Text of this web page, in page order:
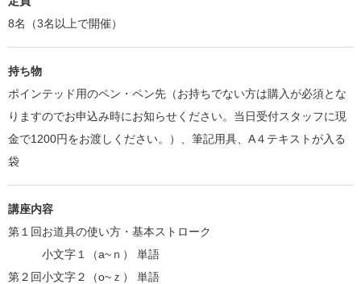
8名（3名以上で開催）
持ち物
ポインテッド用のペン・ペン先（お持ちでない方は購入が必須とな
りますのでお申込み時にお知らせください。当日受付スタッフに現
金で1200円をお渡しください。）、筆記用具、A４テキストが入る
袋
講座内容
第１回お道具の使い方・基本ストローク
小文字１（a~ｎ） 単語
第２回小文字２（o~ｚ） 単語